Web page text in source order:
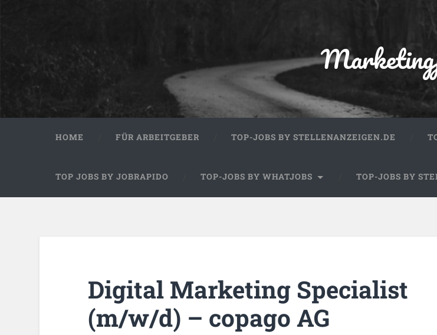
HOME FÜR ARBEITGEBER TOP-JOBS BY STELLENANZEIGEN.DE
TOP JOBS BY JOBRAPIDO TOP-JOBS BY WHATJOBS TOP-JOBS BY
Digital Marketing Specialist
(m/w/d) – copago AG